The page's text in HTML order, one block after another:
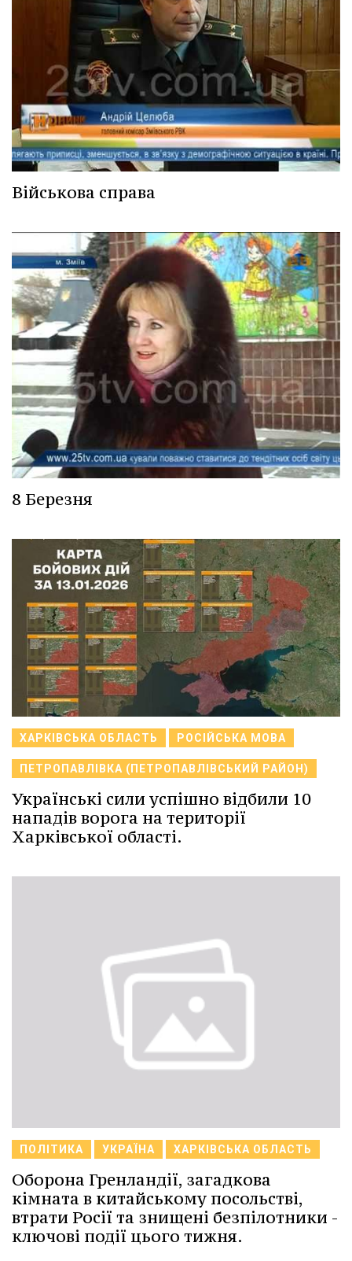
Військова справа
8 Березня
ХАРКІВСЬКА ОБЛАСТЬ РОСІЙСЬКА МОВА
ПЕТРОПАВЛІВКА (ПЕТРОПАВЛІВСЬКИЙ РАЙОН)
Українські сили успішно відбили 10
нападів ворога на території
Харківської області.
ПОЛІТИКА УКРАЇНА ХАРКІВСЬКА ОБЛАСТЬ
Оборона Гренландії, загадкова
кімната в китайському посольстві,
втрати Росії та знищені безпілотники -
ключові події цього тижня.